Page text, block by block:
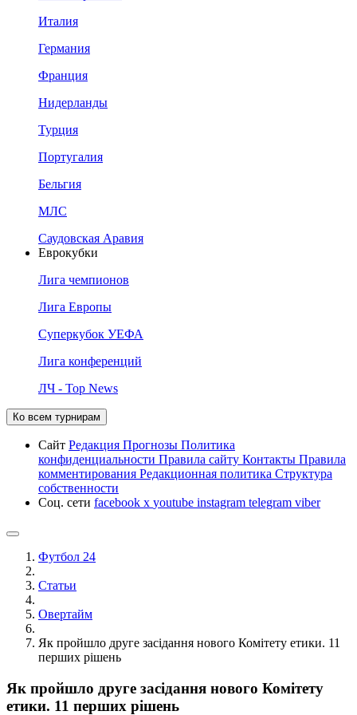
Италия
Германия
Франция
Нидерланды
Турция
Португалия
Бельгия
МЛС
Саудовская Аравия
Еврокубки
Лига чемпионов
Лига Европы
Суперкубок УЕФА
Лига конференций
ЛЧ - Top News
Ко всем турнирам
Сайт Редакция Прогнозы Политика
конфиденциальности Правила сайту Контакты Правила
комментирования Редакционная политика Структура
собственности
Соц. сети facebook x youtube instagram telegram viber
Футбол 24
Статьи
Овертайм
Як пройшло друге засідання нового Комітету етики. 11
перших рішень
Як пройшло друге засідання нового Комітету
етики. 11 перших рішень